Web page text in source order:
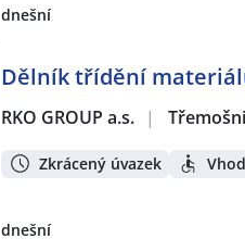
dnešní
Dělník třídění
RKO GROUP a.s. |
Zkrácený úvazek
dnešní